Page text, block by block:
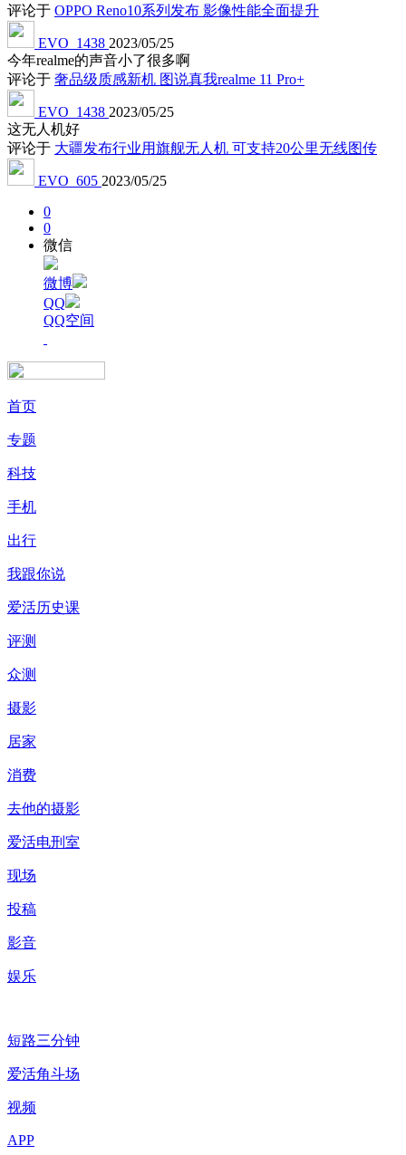
评论于 OPPO Reno10系列发布 影像性能全面提升
EVO_1438 2023/05/25
今年realme的声音小了很多啊
评论于 奢品级质感新机 图说真我realme 11 Pro+
EVO_1438 2023/05/25
这无人机好
评论于 大疆发布行业用旗舰无人机 可支持20公里无线图传
EVO_605 2023/05/25
0
0
微信
微博
QQ
QQ空间
首页
专题
科技
手机
出行
我跟你说
爱活历史课
评测
众测
摄影
居家
消费
去他的摄影
爱活电刑室
现场
投稿
影音
娱乐
短路三分钟
爱活角斗场
视频
APP